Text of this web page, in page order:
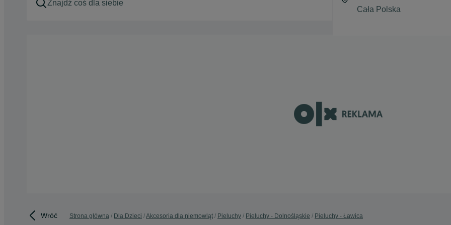
Wróć Strona główna Dla Dzieci Akcesoria dla niemowląt Pieluchy Pieluchy - Dolnośląskie Pieluchy - Ławica